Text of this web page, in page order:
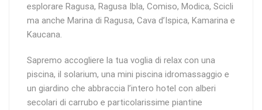
esplorare Ragusa, Ragusa Ibla, Comiso, Modica, Scicli
ma anche Marina di Ragusa, Cava d’Ispica, Kamarina e
Kaucana.
Sapremo accogliere la tua voglia di relax con una
piscina, il solarium, una mini piscina idromassaggio e
un giardino che abbraccia l’intero hotel con alberi
secolari di carrubo e particolarissime piantine